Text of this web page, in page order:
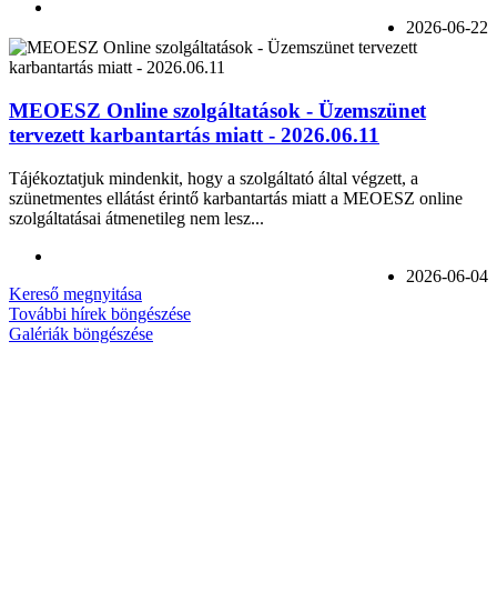
2026-06-22
MEOESZ Online szolgáltatások - Üzemszünet
tervezett karbantartás miatt - 2026.06.11
Tájékoztatjuk mindenkit, hogy a szolgáltató által végzett, a
szünetmentes ellátást érintő karbantartás miatt a MEOESZ online
szolgáltatásai átmenetileg nem lesz...
2026-06-04
Kereső megnyitása
További hírek böngészése
Galériák böngészése